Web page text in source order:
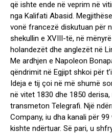
që ishte ende në veprim në
nga Kalifati Abasid.
vonë francezë diskutuan për
shekullin e XVIII-të, në
holandezët dhe anglezët në
Me ardhjen e Napoleon
qëndrimit në Egjipt shkoi për
Ideja e tij çoi në më shumë
në vitet 1830 dhe 1850
transmeton Telegrafi. Një
Company, iu dha kanali për
kishte ndërtuar. Së pari, u